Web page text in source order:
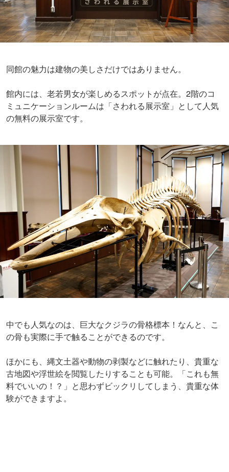
同館の魅力は建物の美しさだけではありません。
館内には、老若男女が楽しめるスポットが点在。2階のコ
ミュニケーションルームは「さわれる展示室」として人気
の無料の展示室です。
中でも人気なのは、巨大なクジラの骨格標本！なんと、こ
の骨も実際に手で触ることができるのです。
ほかにも、縄文土器や動物の剥製などに触れたり、貴重な
古地図や浮世絵を閲覧したりすることも可能。「これも無
料でいいの！？」と思わずビックリしてしまう、貴重な体
験ができますよ。